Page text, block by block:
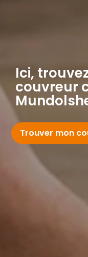
Ici,
couvreur
Trouver mon